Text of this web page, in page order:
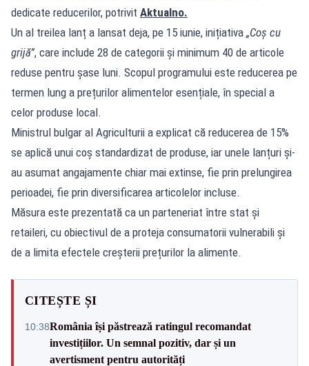
dedicate reducerilor, potrivit Aktualno.
Un al treilea lanț a lansat deja, pe 15 iunie, inițiativa „Coș cu
grijă”, care include 28 de categorii și minimum 40 de articole
reduse pentru șase luni. Scopul programului este reducerea pe
termen lung a prețurilor alimentelor esențiale, în special a
celor produse local.
Ministrul bulgar al Agriculturii a explicat că reducerea de 15%
se aplică unui coș standardizat de produse, iar unele lanțuri și-
au asumat angajamente chiar mai extinse, fie prin prelungirea
perioadei, fie prin diversificarea articolelor incluse.
Măsura este prezentată ca un parteneriat între stat și
retaileri, cu obiectivul de a proteja consumatorii vulnerabili și
de a limita efectele creșterii prețurilor la alimente.
CITEȘTE ȘI
10:38România își păstrează ratingul recomandat
investițiilor. Un semnal pozitiv, dar și un
avertisment pentru autorități